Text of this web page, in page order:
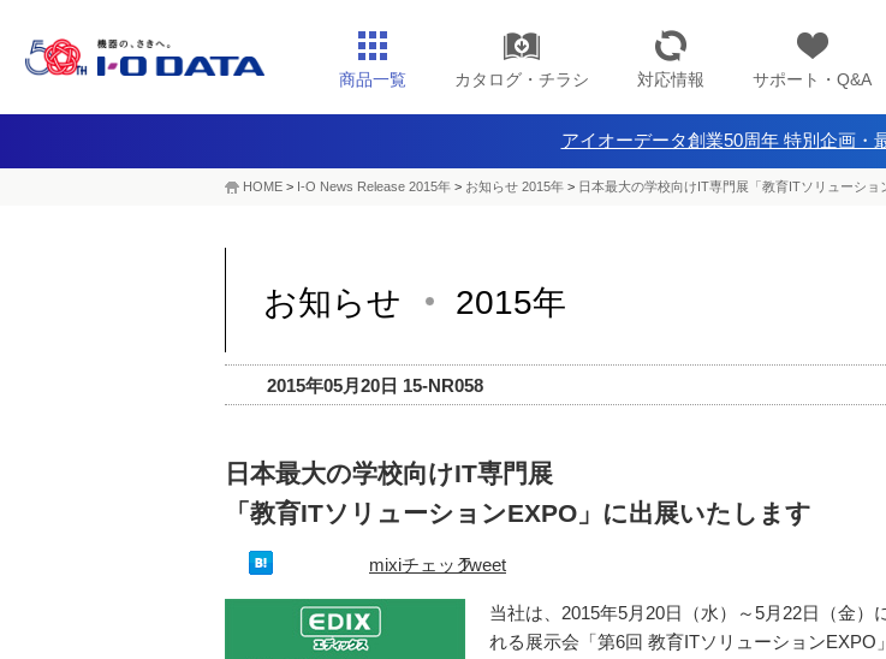
商品一覧 カタログ・チラシ 対応情報 サポート・Q&A
アイオーデータ創業50周年 特別企画・
HOME > I-O News Release 2015年 > お知らせ 2015年 > 日本最大の学校向けIT専門展「教育ITソリューショ
お知らせ 2015年
2015年05月20日 15-NR058
日本最大の学校向けIT専門展
「教育ITソリューションEXPO」に出展いたします
mixiチェックTweet
当社は、2015年5月20日（水）～5月22日（金）
れる展示会「第6回 教育ITソリューションEXPO